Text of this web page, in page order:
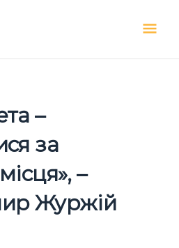
–
за
–
Журжій